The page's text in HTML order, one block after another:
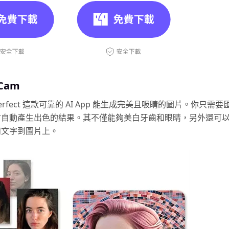
這款可靠的 AI App 能生成完美且吸睛的圖片。你只需要
動產生出色的結果。其不僅能夠美白牙齒和眼睛，另外還可
字到圖片上。